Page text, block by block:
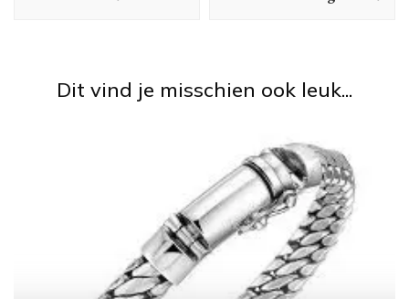
Dit vind je misschien ook leuk...